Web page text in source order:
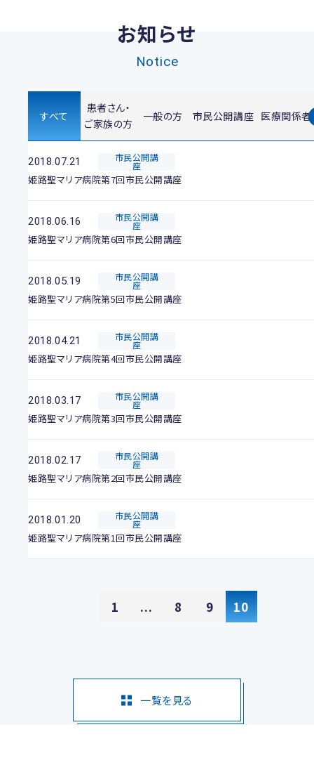
お知らせ
Notice
すべて
患者さん・
ご家族の方
一般の方 市民公開講座 医療関係
2018.07.21 市民公開講
座
姫路聖マリア病院第7回市民公開講座
2018.06.16 市民公開講
座
姫路聖マリア病院第6回市民公開講座
2018.05.19 市民公開講
座
姫路聖マリア病院第5回市民公開講座
2018.04.21 市民公開講
座
姫路聖マリア病院第4回市民公開講座
2018.03.17 市民公開講
座
姫路聖マリア病院第3回市民公開講座
2018.02.17 市民公開講
座
姫路聖マリア病院第2回市民公開講座
2018.01.20 市民公開講
座
姫路聖マリア病院第1回市民公開講座
1 ... 8 9 10
一覧を見る